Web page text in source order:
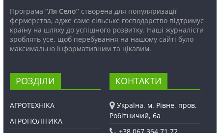
Програма “Ля Село”створена для популяризації
фермерства, адже саме сільське господарство підтримує
країну на шляху до успішного розвитку. Наші журналісти
зроблять усе, щоб перебування на нашому сайті було
максимально інформативним та цікавим.
РОЗДІЛИ
АГРОТЕХНІКА
АГРОПОЛІТИКА
КОНТАКТИ
Україна, м. Рівне, пров.
Робітничий, 6а